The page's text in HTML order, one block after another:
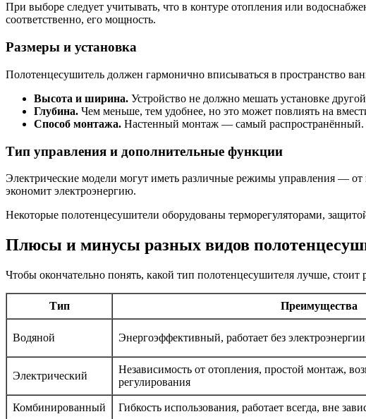
При выборе следует учитывать, что в контуре отопления или
соответственно, его мощность.
Размеры и установка
Полотенцесушитель должен гармонично вписываться в пространство
Высота и ширина. Устройство не должно мешать установке
Глубина. Чем меньше, тем удобнее, но это может повлиять на
Способ монтажа. Настенный монтаж — самый распространённый.
Тип управления и дополнительные функции
Электрические модели могут иметь различные режимы управления —
экономит электроэнергию.
Некоторые полотенцесушители оборудованы терморегуляторами,
Плюсы и минусы разных видов
Чтобы окончательно понять, какой тип полотенцесушителя лучше,
Тип Преимущества
Водяной Энергоэффективный, работает без
Электрический
Независимость от отопления, простой монтаж,
регулирования
Комбинированный Гибкость использования, работает всегда, вне